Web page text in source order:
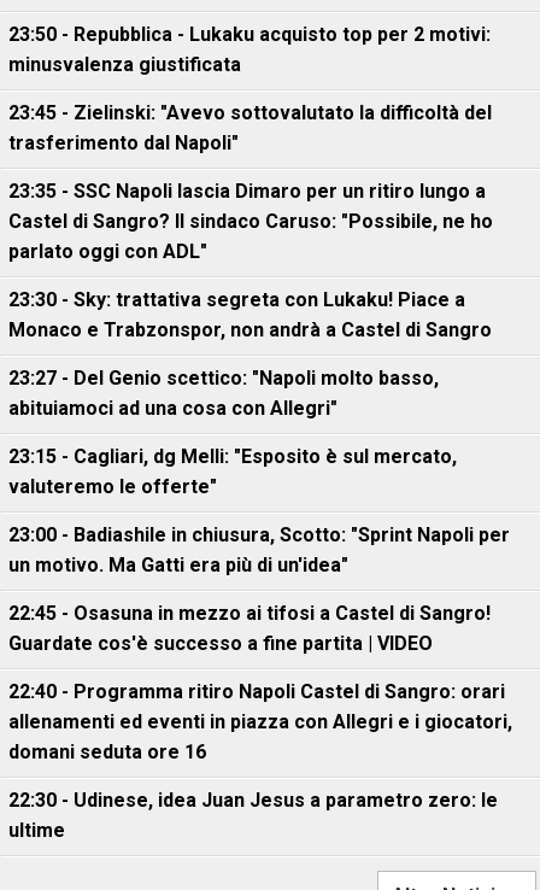
23:50 - Repubblica - Lukaku acquisto top per 2 motivi:
minusvalenza giustificata
23:45 - Zielinski: "Avevo sottovalutato la difficoltà del
trasferimento dal Napoli"
23:35 - SSC Napoli lascia Dimaro per un ritiro lungo a
Castel di Sangro? Il sindaco Caruso: "Possibile, ne ho
parlato oggi con ADL"
23:30 - Sky: trattativa segreta con Lukaku! Piace a
Monaco e Trabzonspor, non andrà a Castel di Sangro
23:27 - Del Genio scettico: "Napoli molto basso,
abituiamoci ad una cosa con Allegri"
23:15 - Cagliari, dg Melli: "Esposito è sul mercato,
valuteremo le offerte"
23:00 - Badiashile in chiusura, Scotto: "Sprint Napoli per
un motivo. Ma Gatti era più di un'idea"
22:45 - Osasuna in mezzo ai tifosi a Castel di Sangro!
Guardate cos'è successo a fine partita | VIDEO
22:40 - Programma ritiro Napoli Castel di Sangro: orari
allenamenti ed eventi in piazza con Allegri e i giocatori,
domani seduta ore 16
22:30 - Udinese, idea Juan Jesus a parametro zero: le
ultime